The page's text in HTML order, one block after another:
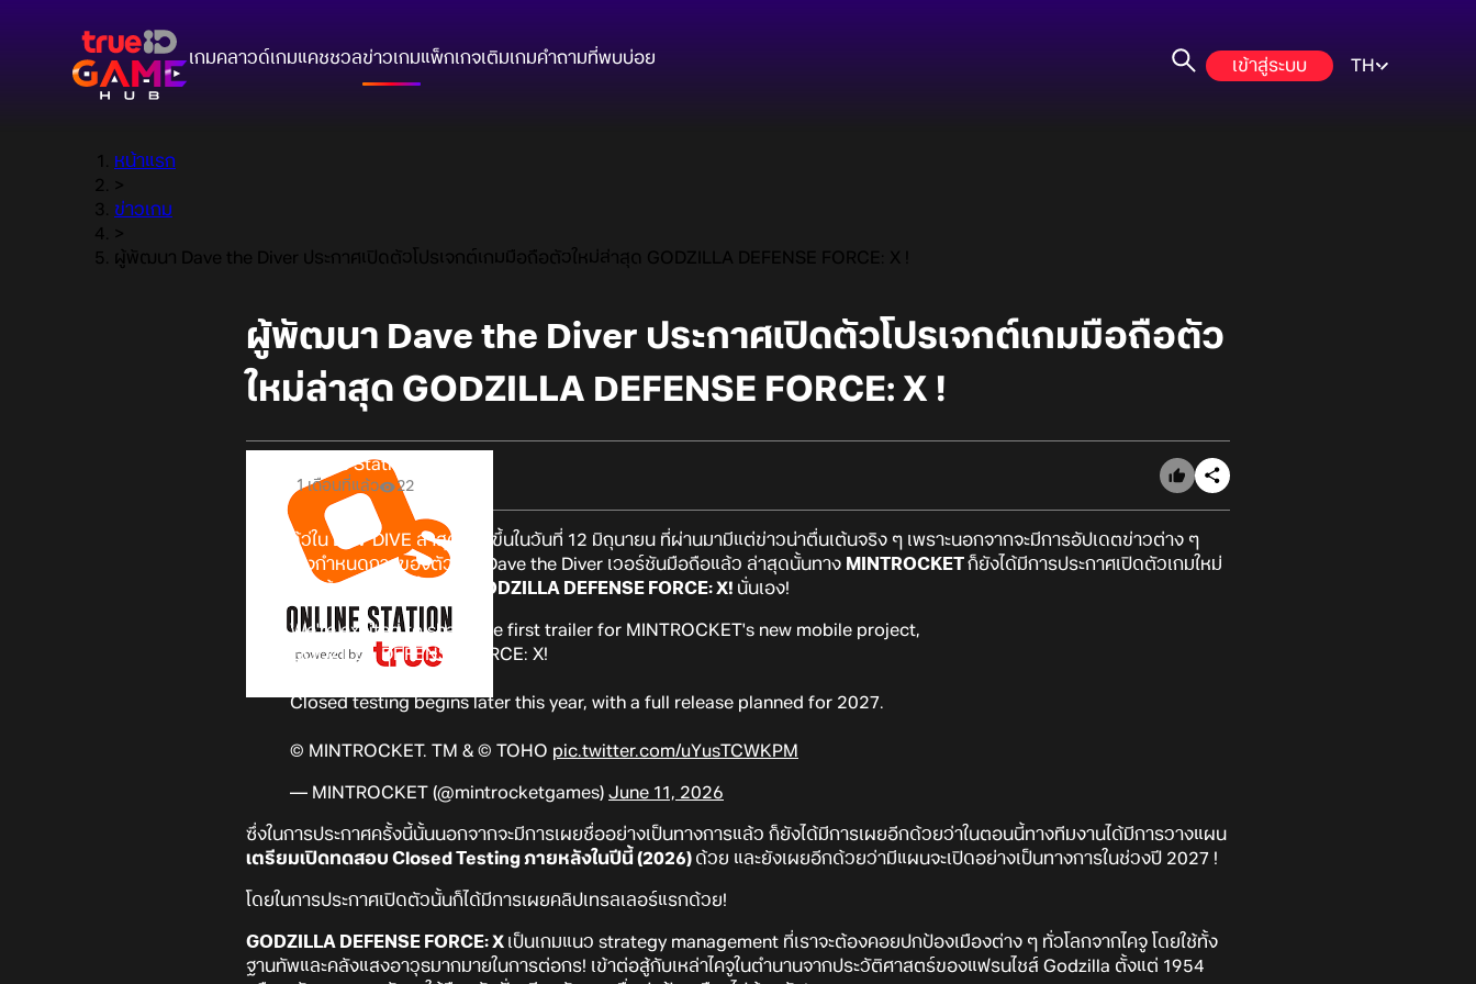
เกมคลาวด์เกมแคชชวลข่าวเกมแพ็กเกจเติมเกมคำถามที่พบบ่อย เข้าสู่ระบบ TH
หน้าแรก
>
ข่าวเกม
>
ผู้พัฒนา Dave the Diver ประกาศเปิดตัวโปรเจกต์เกมมือถือตัวใหม่ล่าสุด GODZILLA DEFENSE FORCE: X !
ผู้พัฒนา Dave the Diver ประกาศเปิดตัวโปรเจกต์เกมมือถือตัว
ใหม่ล่าสุด GODZILLA DEFENSE FORCE: X !
Online Station
1 เดือนที่แล้ว 22
เรียกได้ว่ใน DEV DIVE ล่าสุดที่จัดขึ้นในวันที่ 12 มิถุนายน ที่ผ่านมามีแต่ข่าวน่าตื่นเต้นจริง ๆ เพราะนอกจากจะมีการอัปเดตข่าวต่าง ๆ
รวมไปถึงกำหนดการของตัวเกม Dave the Diver เวอร์ชันมือถือแล้ว ล่าสุดนั้นทาง MINTROCKETก็ยังได้มีการประกาศเปิดตัวเกมใหม่
ออกมาอีกด้วย! ซึ่งเกมนั้นก็คือ
GODZILLA DEFENSE FORCE: X! นั่นเอง!
We're excited to share the first trailer for MINTROCKET's new mobile project,
GODZILLA DEFENSE FORCE: X!
Closed testing begins later this year, with a full release planned for 2027.
© MINTROCKET. TM & © TOHO pic.twitter.com/uYusTCWKPM
— MINTROCKET (@mintrocketgames) June 11, 2026
ซึ่งในการประกาศครั้งนี้นั้นนอกจากจะมีการเผยชื่ออย่างเป็นทางการแล้ว ก็ยังได้มีการเผยอีกด้วยว่าในตอนนี้ทางทีมงานได้มีการวางแผน
เตรียมเปิดทดสอบ Closed Testing ภายหลังในปีนี้ (2026) ด้วย และยังเผยอีกด้วยว่ามีแผนจะเปิดอย่างเป็นทางการในช่วงปี 2027 !
โดยในการประกาศเปิดตัวนั้นก็ได้มีการเผยคลิปเทรลเลอร์แรกด้วย!
GODZILLA DEFENSE FORCE: X เป็นเกมแนว strategy management ที่เราจะต้องคอยปกป้องเมืองต่าง ๆ ทั่วโลกจากไคจู โดยใช้ทั้ง
ฐานทัพและคลังแสงอาวุธมากมายในการต่อกร! เข้าต่อสู้กับเหล่าไคจูในตำนานจากประวัติศาสตร์ของแฟรนไชส์ Godzilla ตั้งแต่ 1954